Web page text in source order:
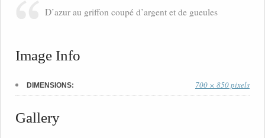
D’azur au griffon coupé d’argent et de gueules
Image Info
DIMENSIONS: 700 × 850 pixels
Gallery